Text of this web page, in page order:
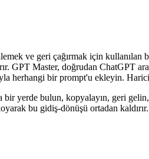
ve geri çağırmak için kullanılan
GPT Master, doğrudan ChatGPT
herhangi bir prompt'u ekleyin.
yerde bulun, kopyalayın, geri
bu gidiş-dönüşü ortadan kaldırır.